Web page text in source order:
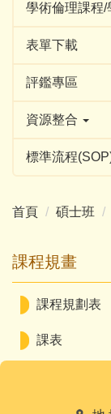
學術倫理課程/
表單下載
評鑑專區
資源整合
標準流程
首頁 碩士班
課程規畫
課程規劃表
課表